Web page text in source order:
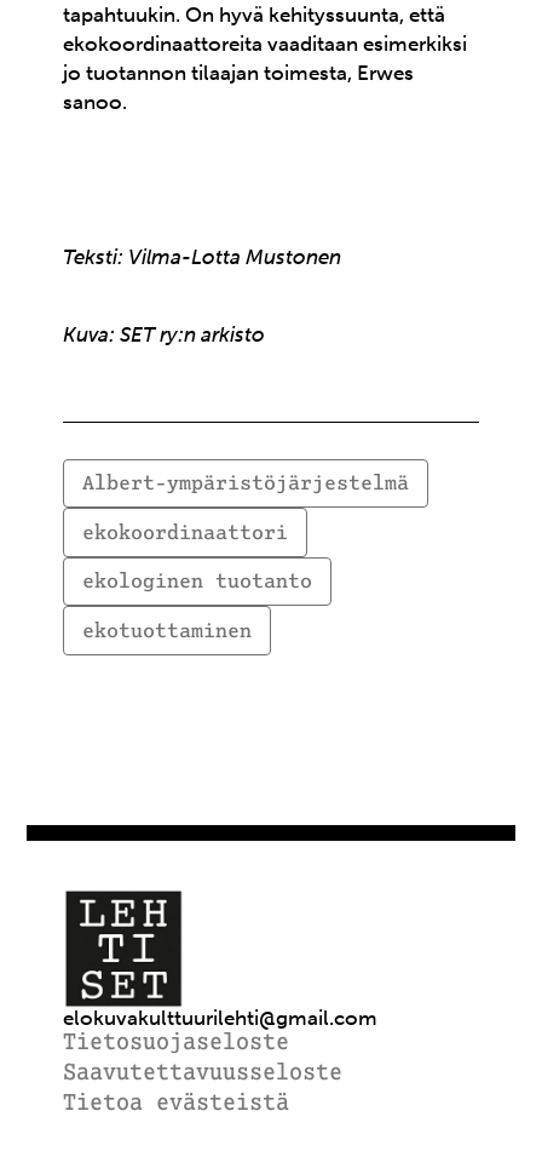
tapahtuukin. On hyvä kehityssuunta, että
ekokoordinaattoreita vaaditaan esimerkiksi
jo tuotannon tilaajan toimesta, Erwes
sanoo.
Teksti: Vilma-Lotta Mustonen
Kuva: SET ry:n arkisto
Albert-ympäristöjärjestelmä
ekokoordinaattori
ekologinen tuotanto
ekotuottaminen
elokuvakulttuurilehti@gmail.com
Tietosuojaseloste
Saavutettavuusseloste
Tietoa evästeistä